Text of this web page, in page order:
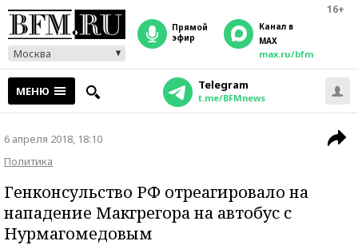
16+
Москва
прямой
эфир
Канал в
MAX
max.ru/bfm
МЕНЮ Telegram
t.me/BFMnews
6 апреля 2018, 18:10
Политика
Генконсульство РФ отреагировало на
нападение Макгрегора на автобус с
Нурмагомедовым